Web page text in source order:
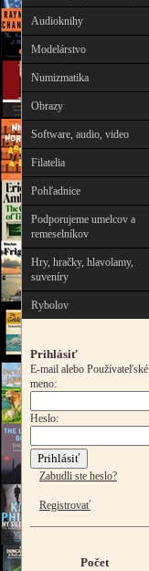
Audioknihy
Modelárstvo
Numizmatika
Obrazy
Software, audio, video
Filatelia
Pohľadnice
Podporujeme umelcov a
remeselníkov
Hry, hračky, hlavolamy,
suveníry
Rybolov
Prihlásiť
E-mail alebo Používateľské
meno:
Heslo:
Zabudli ste heslo?
Registrovať
Počet